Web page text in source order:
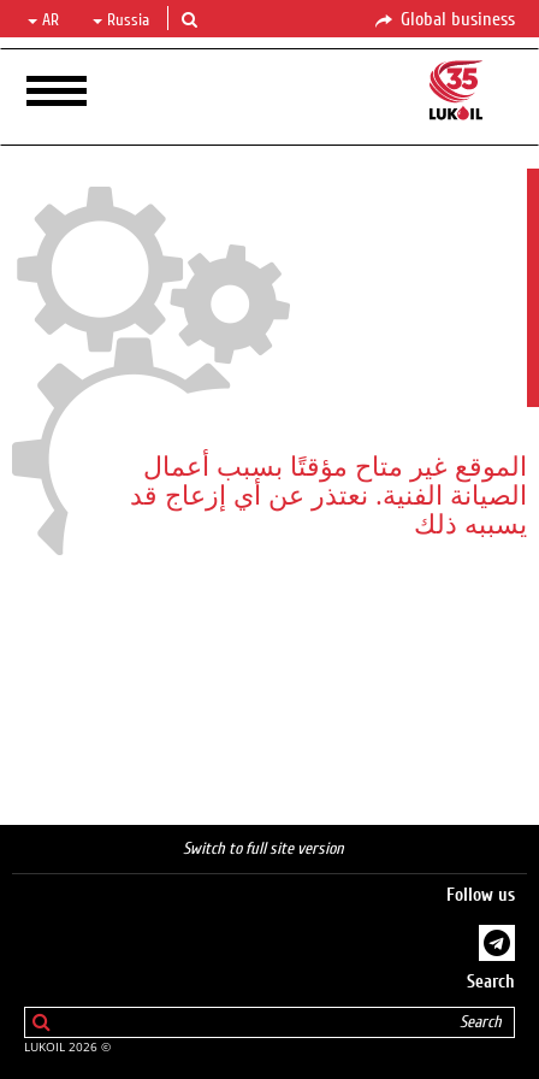
Global business
Russia
AR
الموقع غير متاح مؤقتًا بسبب أعمال
الصيانة الفنية. نعتذر عن أي إزعاج قد
يسببه ذلك
Switch to full site version
Follow us
Search
© 2026 LUKOIL